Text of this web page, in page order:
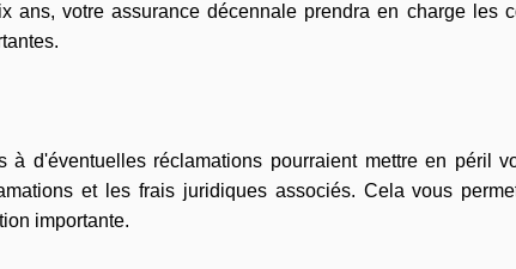
ans, votre assurance décennale prendra en charge les
à d'éventuelles réclamations pourraient mettre en péril
et les frais juridiques associés. Cela vous
importante.